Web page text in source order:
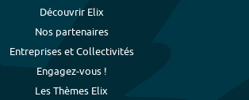
Découvrir Elix
Nos partenaires
Entreprises et Collectivités
Engagez-vous !
Les Thèmes Elix